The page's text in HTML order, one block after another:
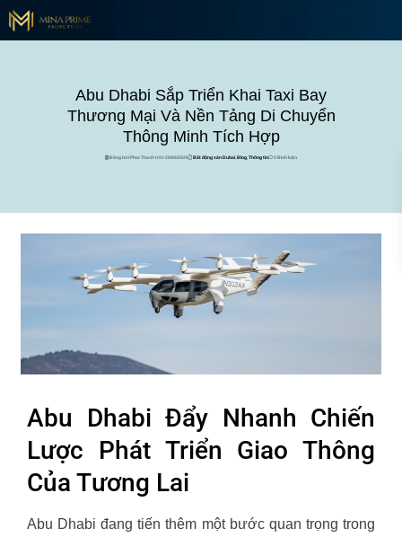
Abu Dhabi Sắp Triển Khai Taxi Bay
Thương Mại Và Nền Tảng Di Chuyển
Thông Minh Tích Hợp
Đăng bởi Phat Thanh trên 26/06/2026 Bất động sản Dubai,Blog,Thông tin 0 Bình luận
Abu Dhabi Đẩy Nhanh Chiến
Lược Phát Triển Giao Thông
Của Tương Lai
Abu Dhabi đang tiến thêm một bước quan trọng trong